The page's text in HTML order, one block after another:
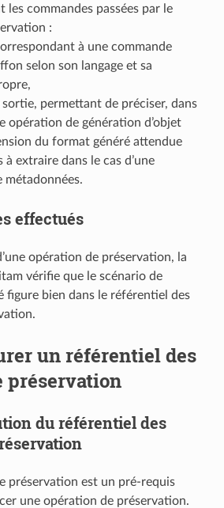
les commandes passées par le
:
à une commande
selon son langage et sa
permettant de préciser, dans
opération de génération d’objet
du format généré attendue
à extraire dans le cas d’une
effectués
opération de préservation, la
vérifie que le scénario de
figure bien dans le référentiel des
un référentiel des
préservation
du référentiel des
préservation est un pré-requis
une opération de préservation.